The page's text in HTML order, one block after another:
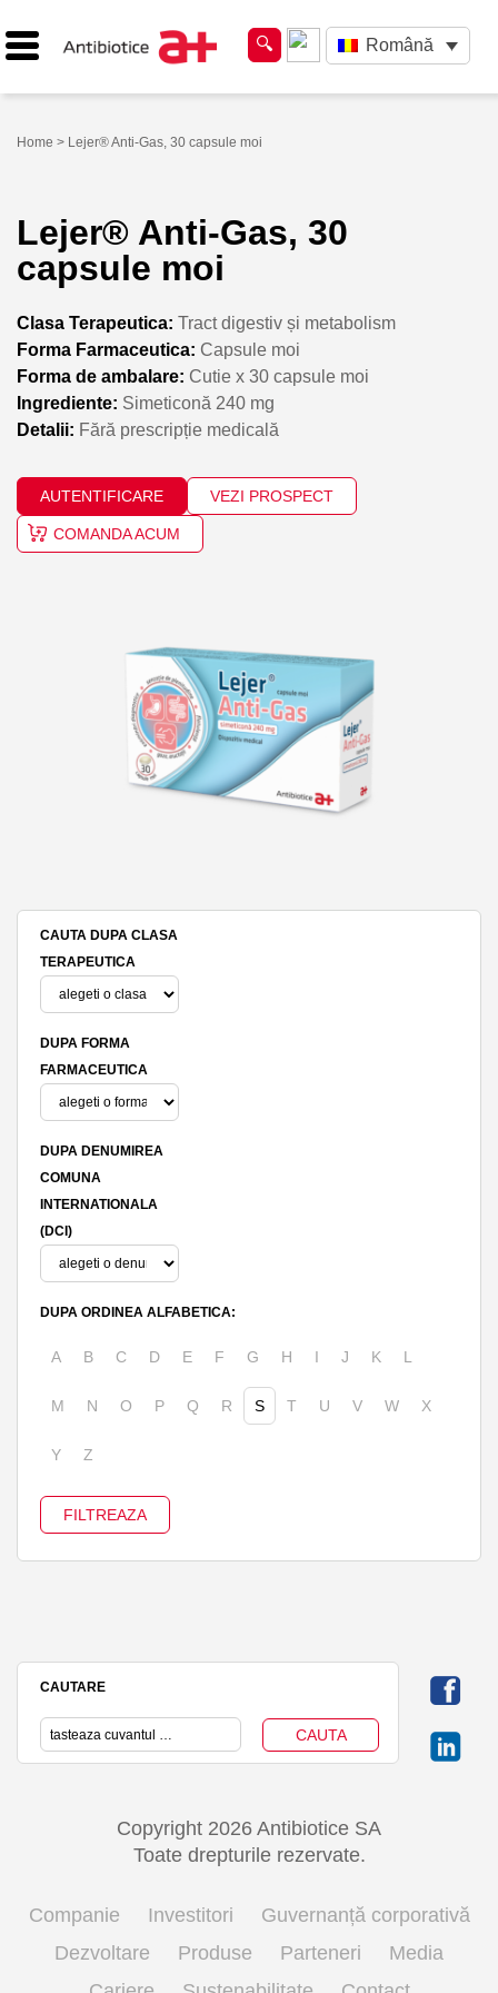
Română
Home > Lejer® Anti-Gas, 30 capsule moi
Lejer® Anti-Gas, 30
capsule moi
Clasa Terapeutica: Tract digestiv și metabolism
Forma Farmaceutica: Capsule moi
Forma de ambalare: Cutie x 30 capsule moi
Ingrediente: Simeticonă 240 mg
Detalii: Fără prescripție medicală
AUTENTIFICARE VEZI PROSPECT
COMANDA ACUM
CAUTA DUPA CLASA
TERAPEUTICA
DUPA FORMA
FARMACEUTICA
DUPA DENUMIREA
COMUNA
INTERNATIONALA
(DCI)
DUPA ORDINEA ALFABETICA:
A B C D E F G H I J K L
M N O P Q R S T U V W X
Y Z
CAUTARE
Copyright 2026 Antibiotice SA
Toate drepturile rezervate.
Companie Investitori
Guvernanță corporativă
Dezvoltare
Produse Parteneri
Media